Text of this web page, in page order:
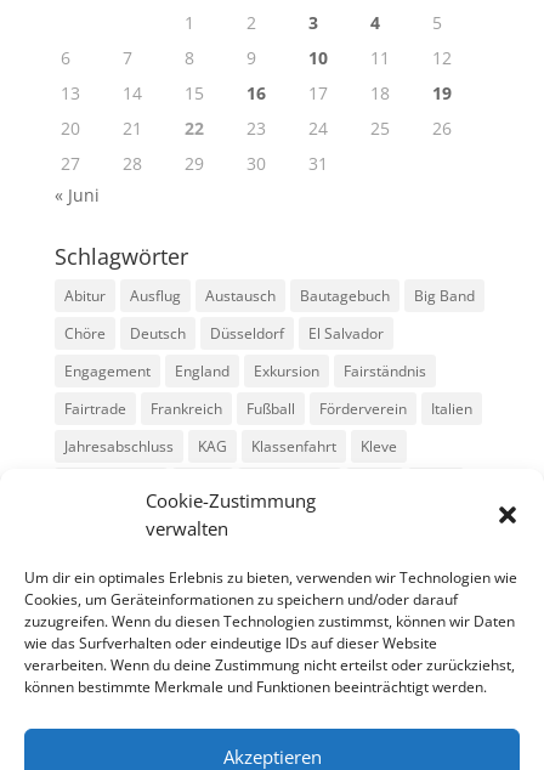
Cookie-Zustimmung
verwalten
Um dir ein optimales Erlebnis zu bieten, verwenden wir Technologien wie
Cookies, um Geräteinformationen zu speichern und/oder darauf
zuzugreifen. Wenn du diesen Technologien zustimmst, können wir Daten
wie das Surfverhalten oder eindeutige IDs auf dieser Website
verarbeiten. Wenn du deine Zustimmung nicht erteilst oder zurückziehst,
können bestimmte Merkmale und Funktionen beeinträchtigt werden.
Akzeptieren
1
2 3 4
5
6
7 8 9 10 11
12
13
14 15 16 17 18
19
20
21 22 23 24 25
26
27
28 29 30
31
« Juni
Schlagwörter
Abitur Ausflug Austausch Bautagebuch
Big Band
Chöre
Deutsch Düsseldorf
El Salvador
Engagement
England Exkursion
Fairständnis
Fairtrade
Frankreich Fußball Förderverein
Italien
Jahresabschluss
KAG Klassenfahrt
Kleve
Musik
Sport
Stadtradeln SV
Tag der offenen Tür
Theater
USA Weihnachten WPU Xanten